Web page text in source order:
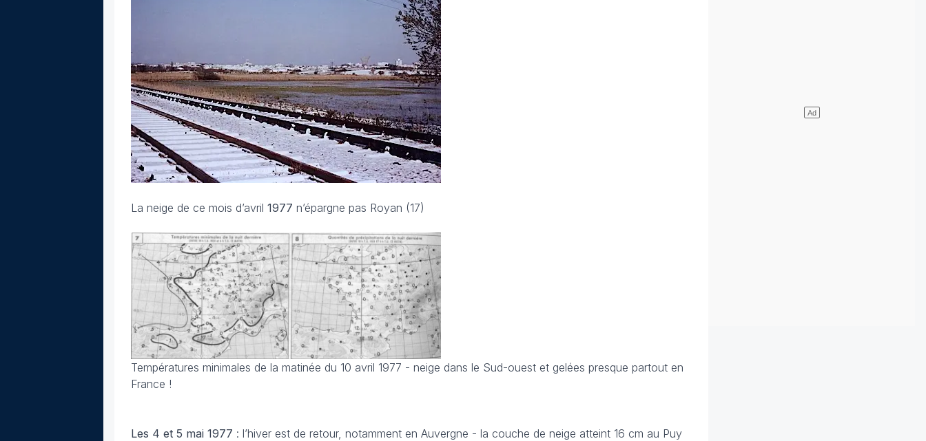
La neige de ce mois d’avril 1977 n’épargne pas Royan (17)
Températures minimales de la matinée du 10 avril 1977 - neige dans le Sud-ouest et gelées presque partout en
France !
Les 4 et 5 mai 1977 : l’hiver est de retour, notamment en Auvergne - la couche de neige atteint 16 cm au Puy